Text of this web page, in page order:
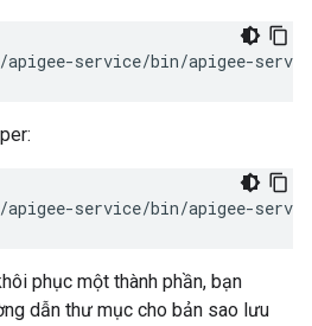
apigee-service/bin/apigee-
service/bin/apigee-
phục một thành phần, bạn
dẫn thư mục cho bản sao lưu